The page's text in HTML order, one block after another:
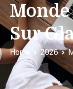
Sur
Home 2026